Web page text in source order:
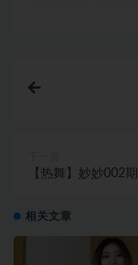
【热舞】妙妙002期
相关文章